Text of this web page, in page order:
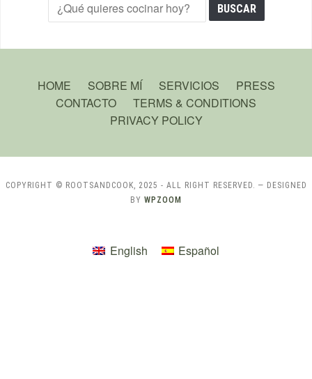
HOME SOBRE MÍ SERVICIOS
PRESS
CONTACTO
TERMS & CONDITIONS
PRIVACY POLICY
COPYRIGHT © ROOTSANDCOOK, 2025 - ALL RIGHT RESERVED.
— DESIGNED
BY WPZOOM
English Español